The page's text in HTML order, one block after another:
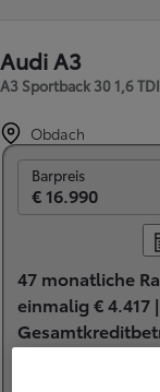
Audi A3
A3 Sportback 30 1,6
Obdach
Barpreis
€ 16.990
47 monatliche
einmalig € 4.417 |